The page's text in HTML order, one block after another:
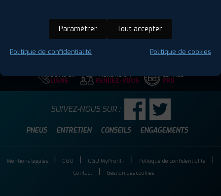
Vitesse :Q
Code EAN :6958460905479
DEVIS EN
LIGNE
PRENDRE UN
RENDEZ-VOUS
ESPACE
PRO
PNEUS ENTRETIEN CONSEILS ENGAGEMENTS
SUIVEZ-NOUS SUR :
Mentions légales CGU CGU MyProfil+
Politique de confidentialité
Contact
Gestion des cookies
Paramétrer Tout accepter
Politique de confidentialité Politique de cookies